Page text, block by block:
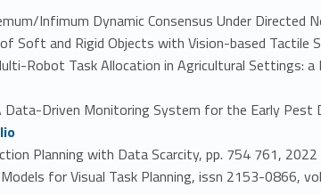
Infimum Dynamic Consensus Under Directed
Soft and Rigid Objects with Vision-based Tactile
Robot Task Allocation in Agricultural Settings:
Data-Driven Monitoring System for the Early
Planning with Data Scarcity, pp. 754 761, 2022
for Visual Task Planning, issn 2153-0866,